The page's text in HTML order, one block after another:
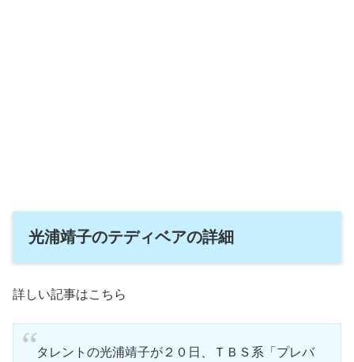
光浦靖子のテディベアの詳細
詳しい記事はこちら
タレントの光浦靖子が２０日、ＴＢＳ系「プレバ